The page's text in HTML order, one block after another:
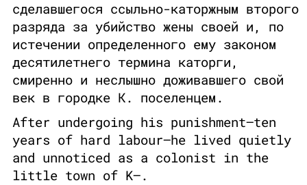
сделавшегося ссыльно-каторжным второго
разряда за убийство жены своей и, по
истечении определенного ему законом
десятилетнего термина каторги,
смиренно и неслышно доживавшего свой
век в городке К. поселенцем.
After undergoing his punishment—ten
years of hard labour—he lived quietly
and unnoticed as a colonist in the
little town of K—.